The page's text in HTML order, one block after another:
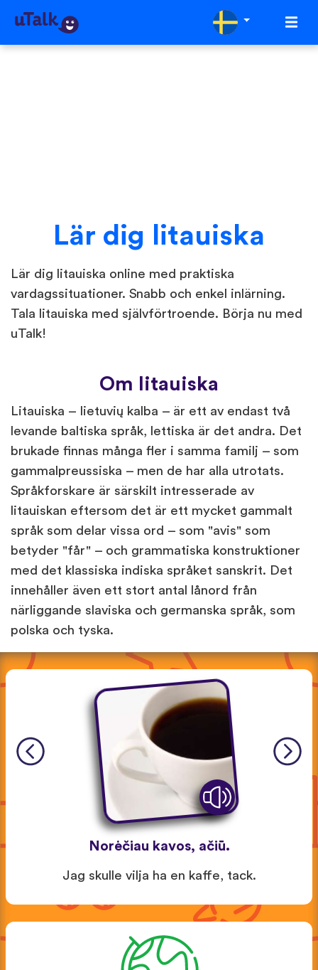
Lär dig litauiska
Lär dig litauiska online med praktiska
vardagssituationer. Snabb och enkel inlärning.
Tala litauiska med självförtroende. Börja nu med
uTalk!
Om litauiska
Litauiska – lietuvių kalba – är ett av endast två
levande baltiska språk, lettiska är det andra. Det
brukade finnas många fler i samma familj – som
gammalpreussiska – men de har alla utrotats.
Språkforskare är särskilt intresserade av
litauiskan eftersom det är ett mycket gammalt
språk som delar vissa ord – som "avis" som
betyder "får" – och grammatiska konstruktioner
med det klassiska indiska språket sanskrit. Det
innehåller även ett stort antal lånord från
närliggande slaviska och germanska språk, som
polska och tyska.
Norėčiau kavos, ačiū.
Jag skulle vilja ha en kaffe, tack.